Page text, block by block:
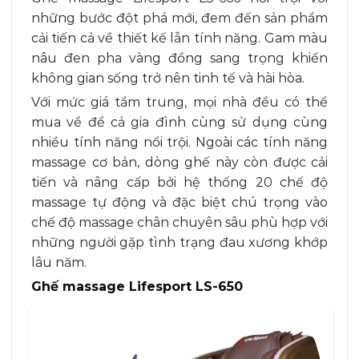
những bước đột phá mới, đem đến sản phẩm
cải tiến cả về thiết kế lẫn tính năng. Gam màu
nâu đen pha vàng đồng sang trọng khiến
không gian sống trở nên tinh tế và hài hòa.
Với mức giá tầm trung, mọi nhà đều có thể
mua về để cả gia đình cùng sử dụng cùng
nhiều tính năng nổi trội. Ngoài các tính năng
massage cơ bản, dòng ghế này còn được cải
tiến và nâng cấp bởi hệ thống 20 chế độ
massage tự động và đặc biệt chú trọng vào
chế độ massage chân chuyên sâu phù hợp với
những người gặp tình trạng đau xương khớp
lâu năm.
Ghế massage Lifesport LS-650